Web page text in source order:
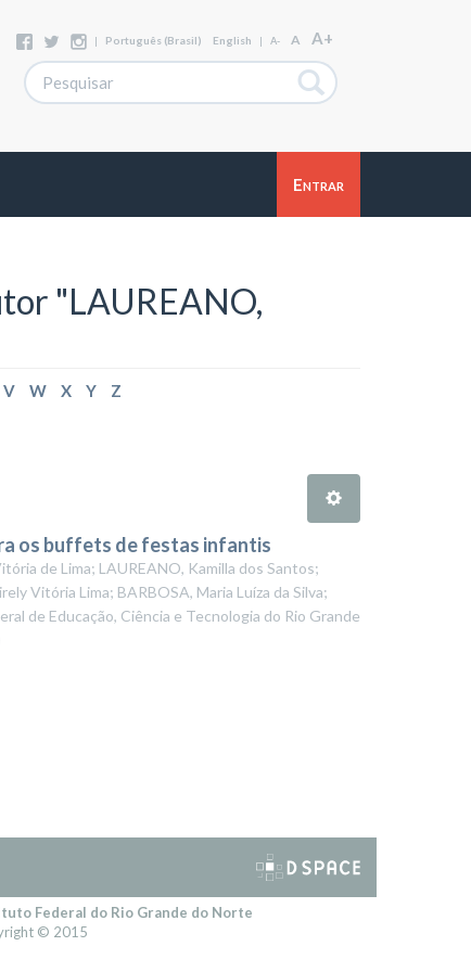
| Português (Brasil) English | A- A A+
Entrar
"LAUREANO,
V W X Y Z
os buffets de festas infantis
de Lima; LAUREANO, Kamilla dos Santos;
Vitória Lima; BARBOSA, Maria Luíza da Silva;
de Educação, Ciência e Tecnologia do Rio Grande
Federal do Rio Grande do Norte
© 2015